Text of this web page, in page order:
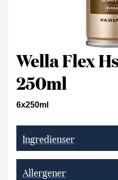
Wella Flex
250ml
6x250ml
Ingredienser
Allergener